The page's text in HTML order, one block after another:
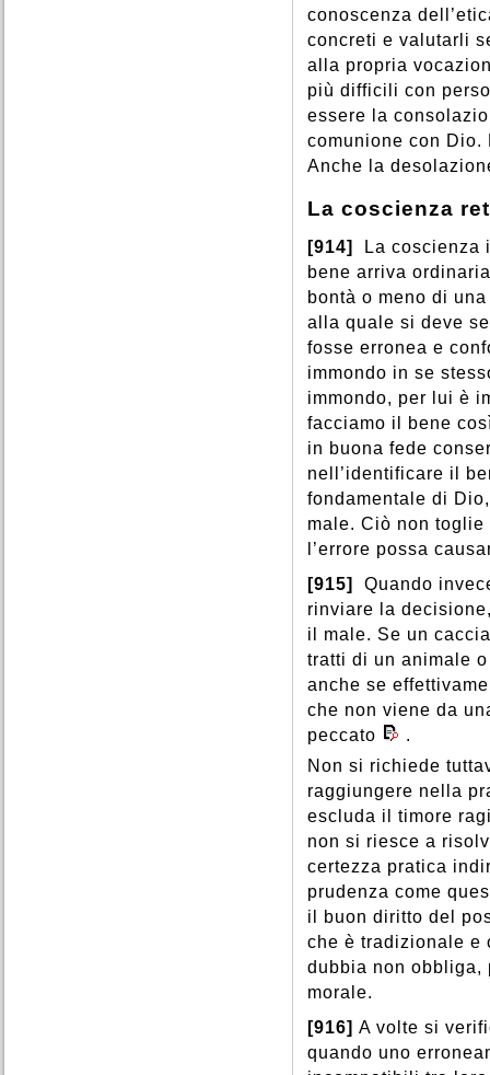
conoscenza
concreti e valutarli
alla propria
più difficili con
essere la
comunione con Dio.
Anche la
La coscienza
[914]
La coscienza
bene arriva
bontà o meno di
alla quale si deve
fosse erronea e
immondo in se
immondo, per lui è
facciamo il bene
in buona fede
nell’identificare il
fondamentale di
male. Ciò non
l’errore possa
[915]
Quando
rinviare la
il male. Se un
tratti di un animale
anche se
che non viene da
peccato
.
Non si richiede
raggiungere nella
escluda il timore
non si riesce a
certezza pratica
prudenza come
il buon diritto del
che è tradizionale e
dubbia non obbliga,
morale.
[916] A volte si
quando uno